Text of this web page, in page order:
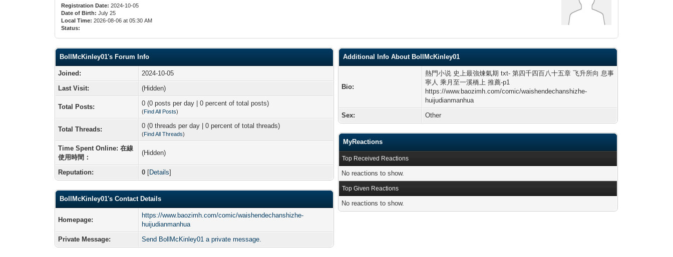
Registration Date: 2024-10-05
Date of Birth: July 25
Local Time: 2026-08-06 at 05:30 AM
Status:
BollMcKinley01's Forum Info
Joined:
2024-10-05
Last Visit:
(Hidden)
Total Posts: 0 (0 posts per day | 0 percent of total posts)
(Find All Posts)
Total Threads: 0 (0 threads per day | 0 percent of total threads)
(Find All Threads)
Time Spent Online: 在線
使用時間：
(Hidden)
Reputation: 0 [Details]
BollMcKinley01's Contact Details
Homepage:
https://www.baozimh.com/comic/waishendechanshizhe-
huijudianmanhua
Private Message:
Send BollMcKinley01 a private message.
Additional Info About BollMcKinley01
Bio:
熱門小说 史上最強煉氣期 txt- 第四千四百八十五章 飞升所向 息事
寧人 乘月至一溪橋上 推薦-p1
https://www.baozimh.com/comic/waishendechanshizhe-
huijudianmanhua
Sex:
Other
MyReactions
Top Received Reactions
No reactions to show.
Top Given Reactions
No reactions to show.